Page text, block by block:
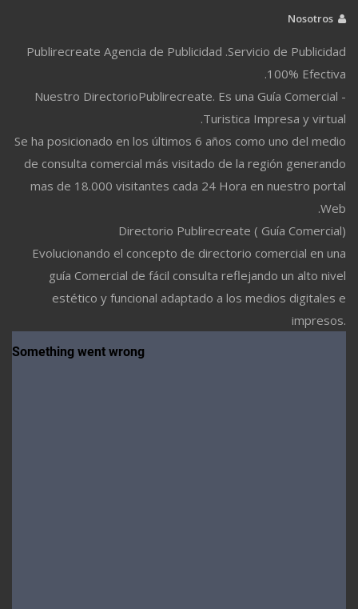
Publirecreate Agencia de Publicidad .Servicio de Publicidad
100% Efectiva.
Nuestro DirectorioPublirecreate. Es una Guía Comercial -
Turistica Impresa y virtual.
Se ha posicionado en los últimos 6 años como uno del medio
de consulta comercial más visitado de la región generando
mas de 18.000 visitantes cada 24 Hora en nuestro portal
Web.
Directorio Publirecreate ( Guía Comercial)
Evolucionando el concepto de directorio comercial en una
guía Comercial de fácil consulta reflejando un alto nivel
estético y funcional adaptado a los medios digitales e
impresos.